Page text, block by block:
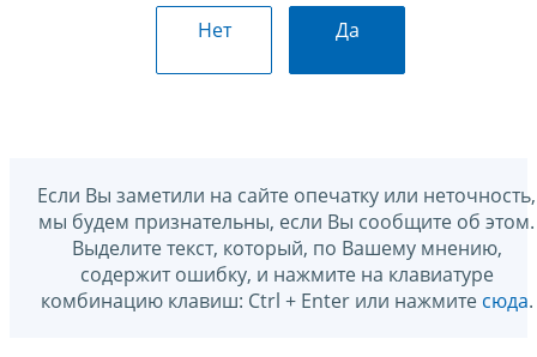
Нет Да
Если Вы заметили на сайте опечатку или неточность,
мы будем признательны, если Вы сообщите об этом.
Выделите текст, который, по Вашему мнению,
содержит ошибку, и нажмите на клавиатуре
комбинацию клавиш: Ctrl + Enter или нажмите сюда.